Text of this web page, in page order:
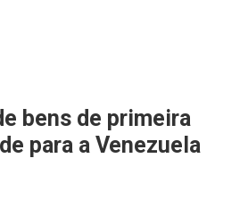
bens de primeira
para a Venezuela